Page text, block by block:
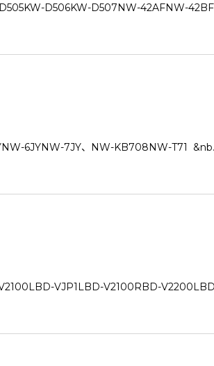
D505KW-D506KW-D507NW-42AFNW-
6JYNW-7JY、NW-KB708NW-T71
VJP1LBD-V2100RBD-